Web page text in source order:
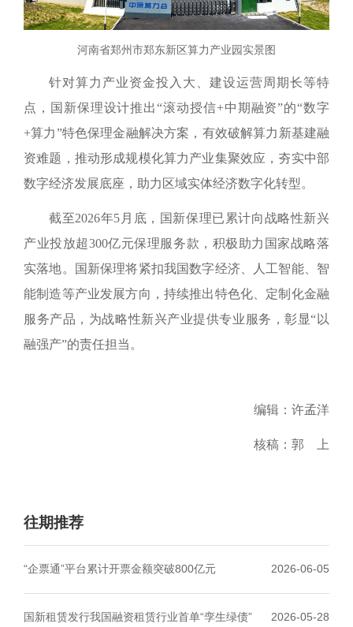
河南省郑州市郑东新区算力产业园实景图
针对算力产业资金投入大、建设运营周期长等特
点，国新保理设计推出“滚动授信+中期融资”的“数字
+算力”特色保理金融解决方案，有效破解算力新基建融
资难题，推动形成规模化算力产业集聚效应，夯实中部
数字经济发展底座，助力区域实体经济数字化转型。
截至2026年5月底，国新保理已累计向战略性新兴
产业投放超300亿元保理服务款，积极助力国家战略落
实落地。国新保理将紧扣我国数字经济、人工智能、智
能制造等产业发展方向，持续推出特色化、定制化金融
服务产品，为战略性新兴产业提供专业服务，彰显“以
融强产”的责任担当。
编辑：许孟洋
核稿：郭 上
往期推荐
“企票通”平台累计开票金额突破800亿元 2026-06-05
国新租赁发行我国融资租赁行业首单“孪生绿债” 2026-05-28